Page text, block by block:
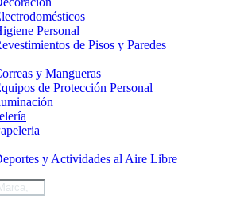
Personal
de Pisos y Paredes
y Mangueras
de Protección Personal
y Actividades al Aire Libre